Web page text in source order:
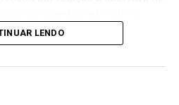
de 01 (um) Operador de
levando em consideração que
para o referido cargo, de
caso, deverão ser convocados
LENDO